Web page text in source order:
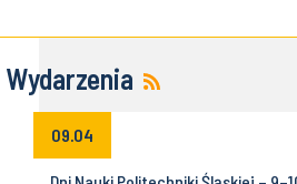
Wydarzenia
09.04